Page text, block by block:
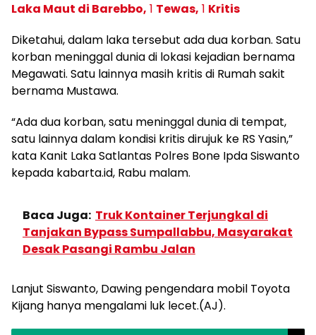
Laka Maut di Barebbo, 1 Tewas, 1 Kritis
Diketahui, dalam laka tersebut ada dua korban. Satu
korban meninggal dunia di lokasi kejadian bernama
Megawati. Satu lainnya masih kritis di Rumah sakit
bernama Mustawa.
“Ada dua korban, satu meninggal dunia di tempat,
satu lainnya dalam kondisi kritis dirujuk ke RS Yasin,”
kata Kanit Laka Satlantas Polres Bone Ipda Siswanto
kepada kabarta.id, Rabu malam.
Baca Juga: Truk Kontainer Terjungkal di
Tanjakan Bypass Sumpallabbu, Masyarakat
Desak Pasangi Rambu Jalan
Lanjut Siswanto, Dawing pengendara mobil Toyota
Kijang hanya mengalami luk lecet.(AJ).